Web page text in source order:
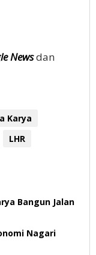
Newsdan
Karya
LHR
Bangun Jalan
Nagari